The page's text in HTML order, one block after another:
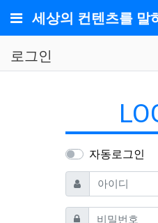
메뉴
세상의 컨텐츠를 말
로그인
자동로그인
아이디 필수
비밀번호필수